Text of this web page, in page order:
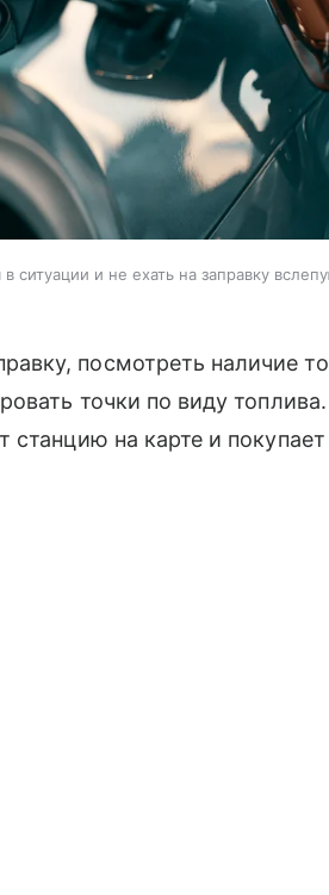
ситуации и не ехать на заправку
посмотреть наличие
точки по виду
станцию на карте и